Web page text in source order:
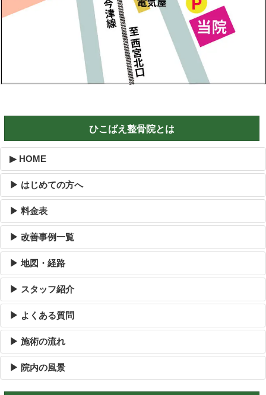
ひこばえ整骨院とは
▶ HOME
▶ はじめての方へ
▶ 料金表
▶ 改善事例一覧
▶ 地図・経路
▶ スタッフ紹介
▶ よくある質問
▶ 施術の流れ
▶ 院内の風景